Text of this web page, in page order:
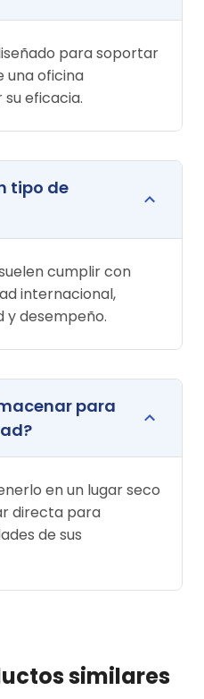
para soportar
una oficina
eficacia.
tipo de
cumplir con
internacional,
y desempeño.
para
en un lugar seco
directa para
de sus
similares